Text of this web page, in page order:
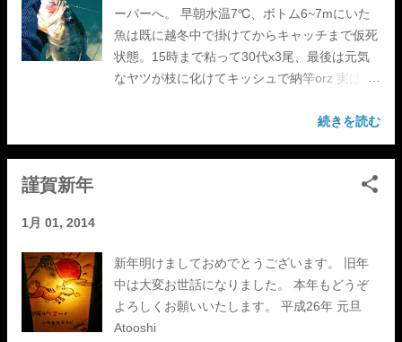
ーバーへ。 早朝水温7℃、ボトム6~7mにいた
魚は既に越冬中で掛けてからキャッチまで仮死
状態。15時まで粘って30代x3尾、最後は元気
なヤツが枝に化けてキッシュで納竿orz 実は元
遽30日に。年明け坊主とか凹むんで大変ホッと
しております。 去年は月1バックシートでいい
思いさせてもらいました。今年も全然行けなそ
うだけどお供しますんでよろしくです。乗っけ
続きを読む
謹賀新年
1月 01, 2014
新年明けましておめでとうございます。 旧年
中は大変お世話になりました。 本年もどうぞ
よろしくお願いいたします。 平成26年 元旦
Atooshi